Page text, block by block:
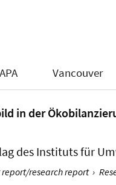
APA Vancouver
in der
des Instituts für
research report ›